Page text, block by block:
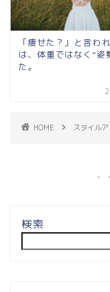
「痩せた？」と言わ
は、体重ではなく“姿
た。
HOME スタイル
検索